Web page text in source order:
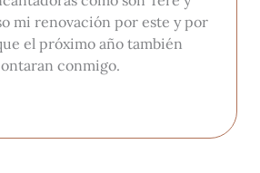
mi renovación por este y por
el próximo año también
conmigo.